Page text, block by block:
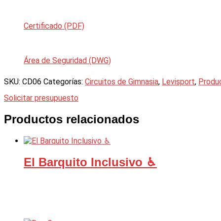
Certificado (PDF)
Área de Seguridad (DWG)
SKU: CD06 Categorías: Circuitos de Gimnasia, Levisport,
Solicitar presupuesto
Productos relacionados
El Barquito Inclusivo ♿︎